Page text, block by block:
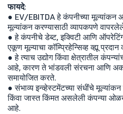
फायदे:
● EV/EBITDA हे कंपनीच्या मूल्यांकन
मूल्यांकन करण्यासाठी व्यापकपणे
● हे कंपनीचे डेब्ट, इक्विटी आणि
एकूण मूल्याचा कॉम्प्रिहेन्सिव्ह व्ह्यू
● हे त्याच उद्योग किंवा क्षेत्रातील
आहे, कारण ते भांडवली संरचना आणि
समायोजित करते.
● संभाव्य इन्व्हेस्टमेंटच्या संधींचे
किंवा जास्त किंमत असलेली कंपन्या
आहे.